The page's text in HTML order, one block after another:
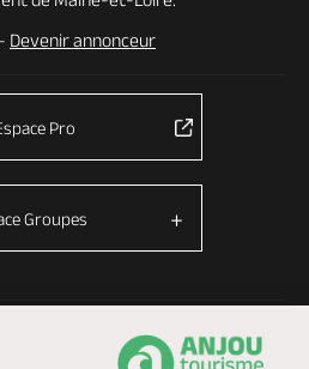
- Devenir annonceur
Pro
Groupes